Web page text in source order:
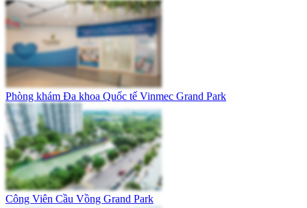
Phòng khám Đa khoa Quốc tế Vinmec Grand Park
Công Viên Cầu Vồng Grand Park